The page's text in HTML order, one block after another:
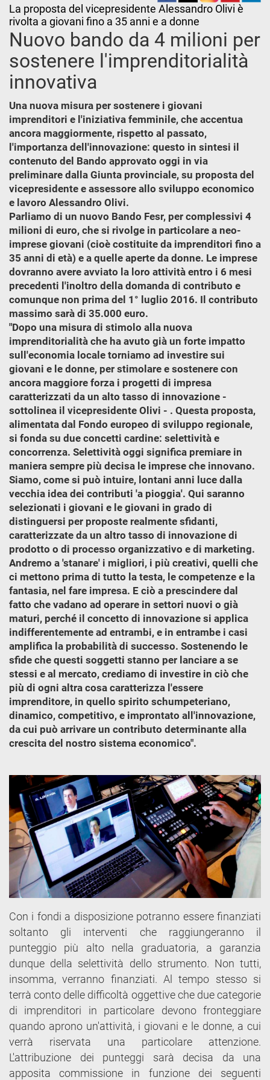
La proposta del vicepresidente Alessandro Olivi è
rivolta a giovani fino a 35 anni e a donne
Nuovo bando da 4 milioni per
sostenere l'imprenditorialità
innovativa
Una nuova misura per sostenere i giovani
imprenditori e l'iniziativa femminile, che accentua
ancora maggiormente, rispetto al passato,
l'importanza dell'innovazione: questo in sintesi il
contenuto del Bando approvato oggi in via
preliminare dalla Giunta provinciale, su proposta del
vicepresidente e assessore allo sviluppo economico
e lavoro Alessandro Olivi.
Parliamo di un nuovo Bando Fesr, per complessivi 4
milioni di euro, che si rivolge in particolare a neo-
imprese giovani (cioè costituite da imprenditori fino a
35 anni di età) e a quelle aperte da donne. Le imprese
dovranno avere avviato la loro attività entro i 6 mesi
precedenti l'inoltro della domanda di contributo e
comunque non prima del 1° luglio 2016. Il contributo
massimo sarà di 35.000 euro.
"Dopo una misura di stimolo alla nuova
imprenditorialità che ha avuto già un forte impatto
sull'economia locale torniamo ad investire sui
giovani e le donne, per stimolare e sostenere con
ancora maggiore forza i progetti di impresa
caratterizzati da un alto tasso di innovazione -
sottolinea il vicepresidente Olivi - . Questa proposta,
alimentata dal Fondo europeo di sviluppo regionale,
si fonda su due concetti cardine: selettività e
concorrenza. Selettività oggi significa premiare in
maniera sempre più decisa le imprese che innovano.
Siamo, come si può intuire, lontani anni luce dalla
vecchia idea dei contributi 'a pioggia'. Qui saranno
selezionati i giovani e le giovani in grado di
distinguersi per proposte realmente sfidanti,
caratterizzate da un altro tasso di innovazione di
prodotto o di processo organizzativo e di marketing.
Andremo a 'stanare' i migliori, i più creativi, quelli che
ci mettono prima di tutto la testa, le competenze e la
fantasia, nel fare impresa. E ciò a prescindere dal
fatto che vadano ad operare in settori nuovi o già
maturi, perché il concetto di innovazione si applica
indifferentemente ad entrambi, e in entrambe i casi
amplifica la probabilità di successo. Sostenendo le
sfide che questi soggetti stanno per lanciare a se
stessi e al mercato, crediamo di investire in ciò che
più di ogni altra cosa caratterizza l'essere
imprenditore, in quello spirito schumpeteriano,
dinamico, competitivo, e improntato all'innovazione,
da cui può arrivare un contributo determinante alla
crescita del nostro sistema economico".
Con i fondi a disposizione potranno essere finanziati
soltanto gli interventi che raggiungeranno il
punteggio più alto nella graduatoria, a garanzia
dunque della selettività dello strumento. Non tutti,
insomma, verranno finanziati. Al tempo stesso si
terrà conto delle difficoltà oggettive che due categorie
di imprenditori in particolare devono fronteggiare
quando aprono un'attività, i giovani e le donne, a cui
verrà riservata una particolare attenzione.
L'attribuzione dei punteggi sarà decisa da una
apposita commissione in funzione dei seguenti